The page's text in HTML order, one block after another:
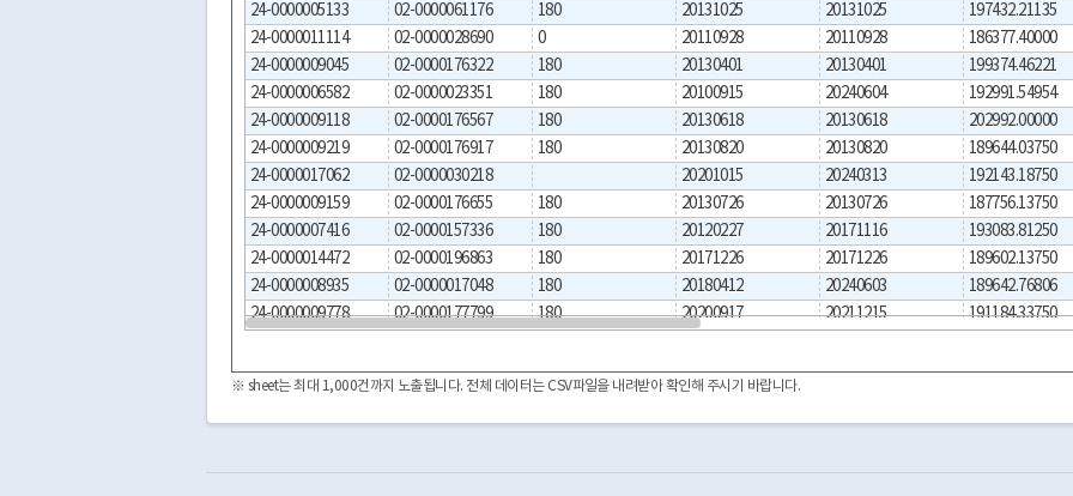
24-0000005133
02-0000061176 180 20131025 20131025
197432.21135
24-0000011114
02-0000028690 0 20110928 20110928
186377.40000
24-0000009045
02-0000176322 180 20130401 20130401
199374.46221
24-0000006582
02-0000023351 180 20100915 20240604
192991.54954
24-0000009118
02-0000176567 180 20130618 20130618
202992.00000
24-0000009219
02-0000176917 180 20130820 20130820
189644.03750
24-0000017062
02-0000030218 20201015 20240313
192143.18750
24-0000009159
02-0000176655 180 20130726 20130726
187756.13750
24-0000007416
02-0000157336 180 20120227 20171116
193083.81250
24-0000014472
02-0000196863 180 20171226 20171226
189602.13750
24-0000008935
02-0000017048 180 20180412 20240603
189642.76806
24-0000009778
02-0000177799 180 20200917 20211215
191184.33750
24-0000019926
02-0000113601 20220831 20220831
201753.89032
24-0000019925
02-0000124077 20220831
24-0000002870
02-0000064511 180 20070601 20131105
190912.08750
24-0000005676
02-0000158443 180 20091130 20130926
193672.98765
※ sheet는 최대 1,000건까지 노출됩니다. 전체 데이터는 CSV파일을 내려받아 확인해 주시기 바랍니다.